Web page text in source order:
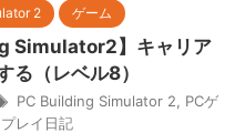
2 ゲーム
Simulator2】キャリア
る（レベル8）
PC Building Simulator 2
PCゲ
プレイ日記